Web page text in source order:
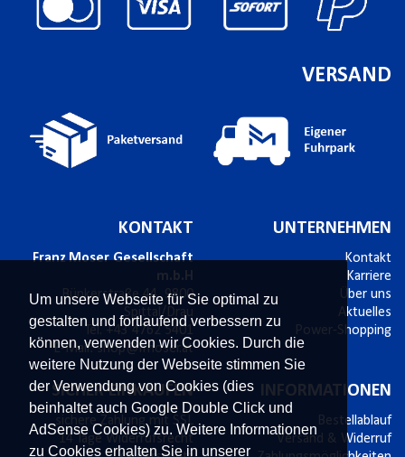
Um unsere Webseite für Sie optimal zu
gestalten und fortlaufend verbessern zu
können, verwenden wir Cookies. Durch die
weitere Nutzung der Webseite stimmen Sie
der Verwendung von Cookies (dies
beinhaltet auch Google Double Click und
AdSense Cookies) zu. Weitere Informationen
zu Cookies erhalten Sie in unserer
VERSAND
KONTAKT
Franz Moser Gesellschaft
m.b.H
Bünkerstraße 44,9800
Spittal/Drau
Tel. +43 4762 5401
E-Mail: shop@fmoser.at
UNTERNEHMEN
Kontakt
Karriere
Über uns
Aktuelles
Power-Shopping
SICHER EINKAUFEN
sichere Zahlung mit SSL
14 Tage Widerrufsrecht
INFORMATIONEN
Bestellablauf
Versand & Widerruf